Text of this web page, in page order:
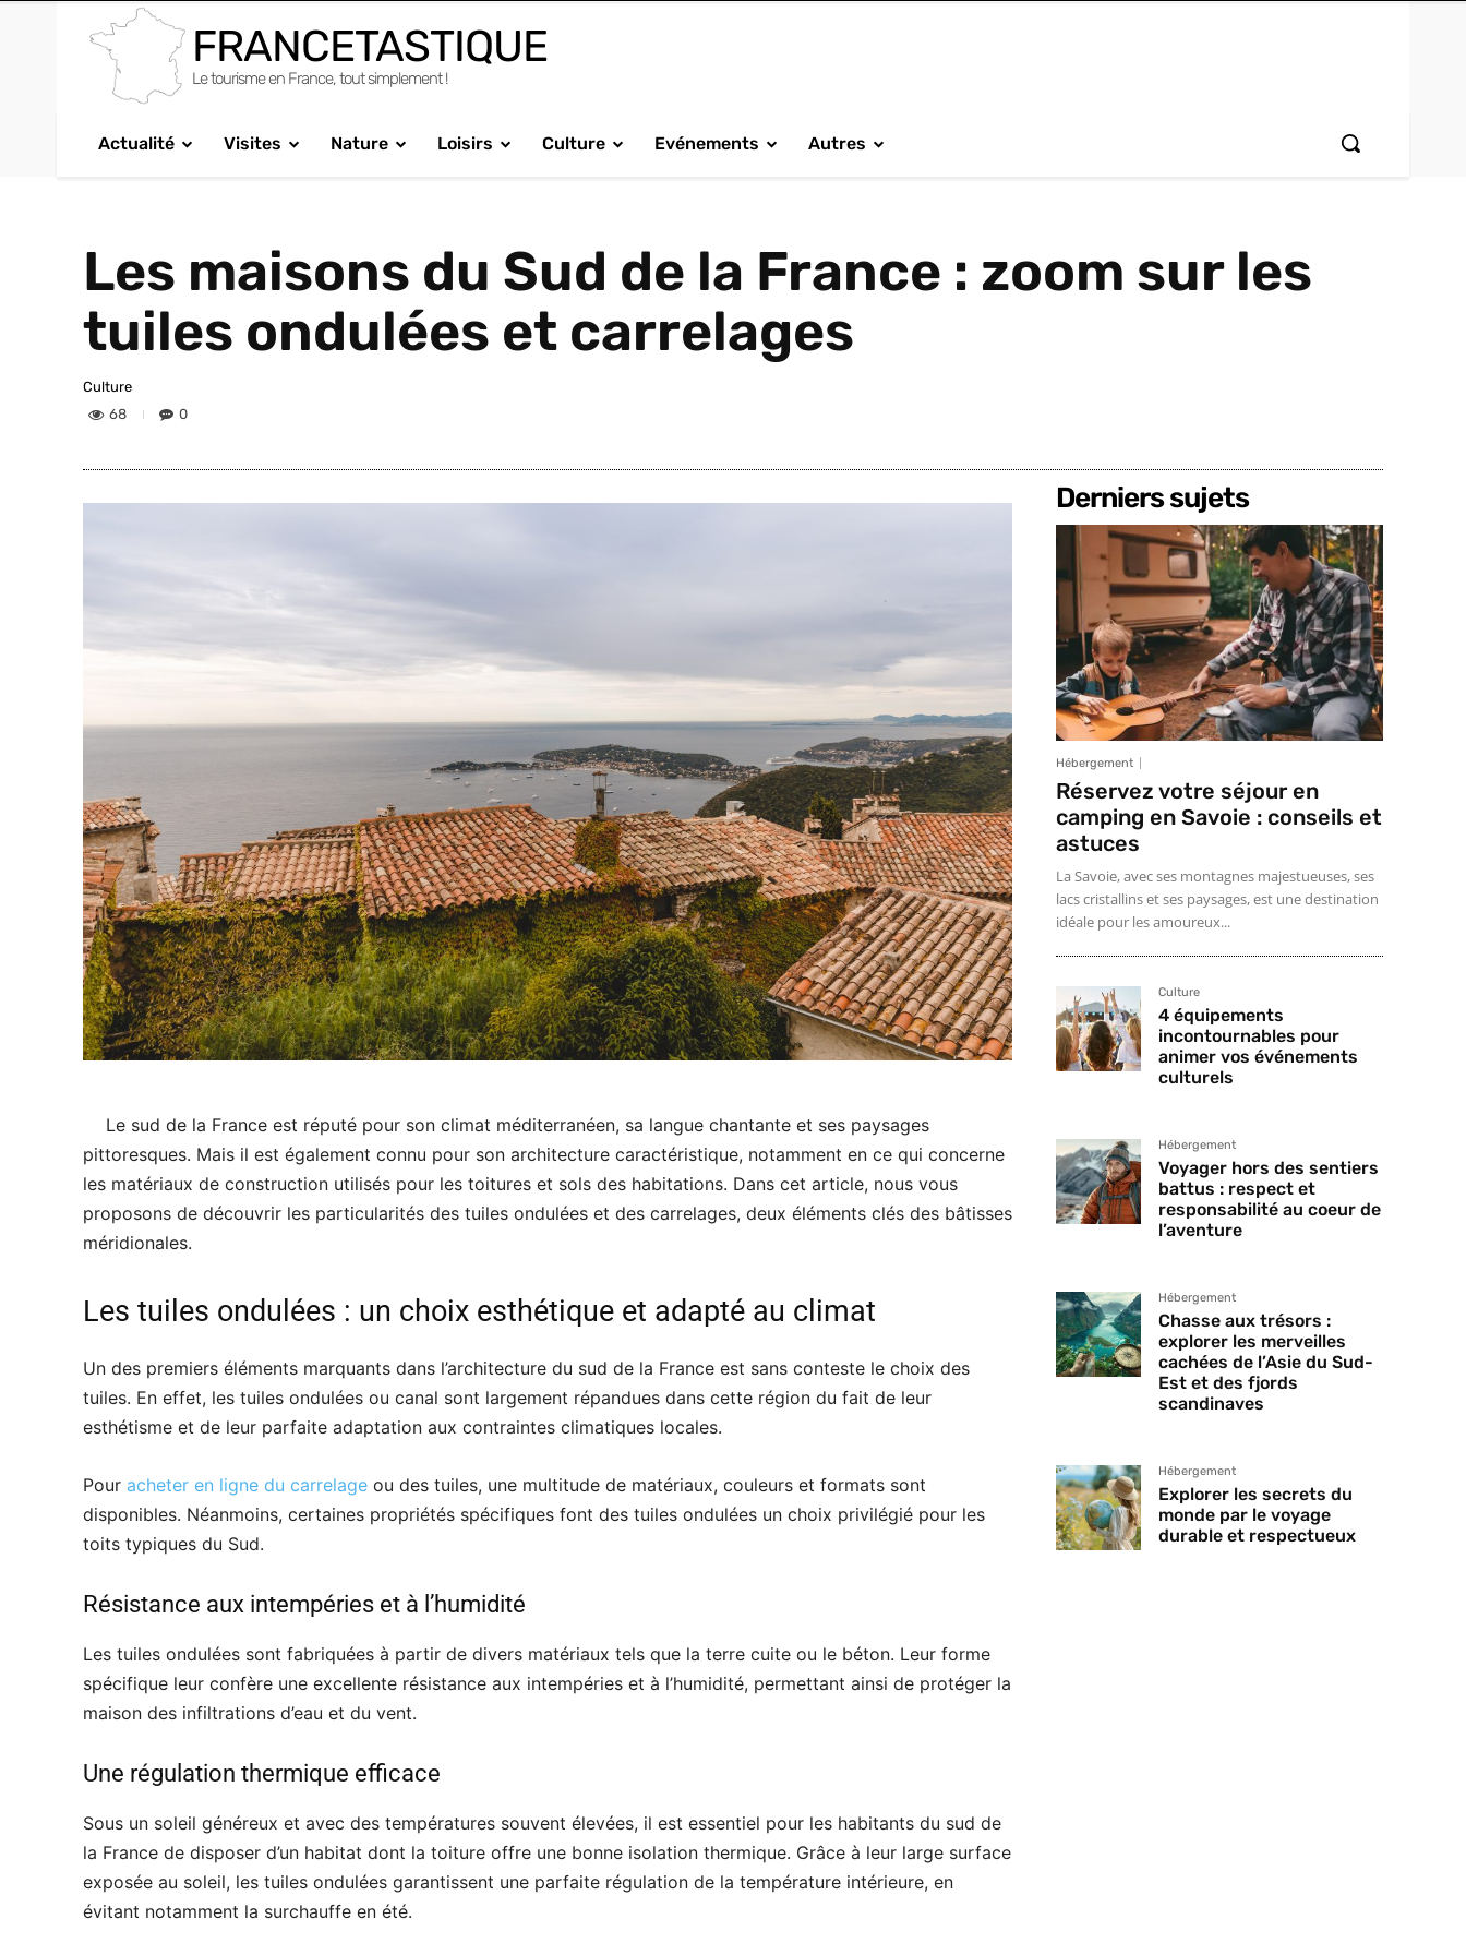
FRANCETASTIQUE
Le tourisme en France, tout simplement !
Actualité Visites Nature Loisirs Culture Evénements Autres
Les maisons du Sud de la France : zoom sur les
tuiles ondulées et carrelages
Culture
68
0
Le sud de la France est réputé pour son climat méditerranéen, sa langue chantante et ses paysages
pittoresques. Mais il est également connu pour son architecture caractéristique, notamment en ce qui concerne
les matériaux de construction utilisés pour les toitures et sols des habitations. Dans cet article, nous vous
proposons de découvrir les particularités des tuiles ondulées et des carrelages, deux éléments clés des bâtisses
méridionales.
Les tuiles ondulées : un choix esthétique et adapté au climat
Un des premiers éléments marquants dans l’architecture du sud de la France est sans conteste le choix des
tuiles. En effet, les tuiles ondulées ou canal sont largement répandues dans cette région du fait de leur
esthétisme et de leur parfaite adaptation aux contraintes climatiques locales.
Pour acheter en ligne du carrelage ou des tuiles, une multitude de matériaux, couleurs et formats sont
disponibles. Néanmoins, certaines propriétés spécifiques font des tuiles ondulées un choix privilégié pour les
toits typiques du Sud.
Résistance aux intempéries et à l’humidité
Les tuiles ondulées sont fabriquées à partir de divers matériaux tels que la terre cuite ou le béton. Leur forme
spécifique leur confère une excellente résistance aux intempéries et à l’humidité, permettant ainsi de protéger la
maison des infiltrations d’eau et du vent.
Une régulation thermique efficace
Sous un soleil généreux et avec des températures souvent élevées, il est essentiel pour les habitants du sud de
la France de disposer d’un habitat dont la toiture offre une bonne isolation thermique. Grâce à leur large surface
exposée au soleil, les tuiles ondulées garantissent une parfaite régulation de la température intérieure, en
évitant notamment la surchauffe en été.
Derniers sujets
Hébergement
Réservez votre séjour en
camping en Savoie : conseils et
astuces
La Savoie, avec ses montagnes majestueuses, ses
lacs cristallins et ses paysages, est une destination
idéale pour les amoureux...
Culture
4 équipements
incontournables pour
animer vos événements
culturels
Hébergement
Voyager hors des sentiers
battus : respect et
responsabilité au coeur de
l’aventure
Hébergement
Chasse aux trésors :
explorer les merveilles
cachées de l’Asie du Sud-
Est et des fjords
scandinaves
Hébergement
Explorer les secrets du
monde par le voyage
durable et respectueux